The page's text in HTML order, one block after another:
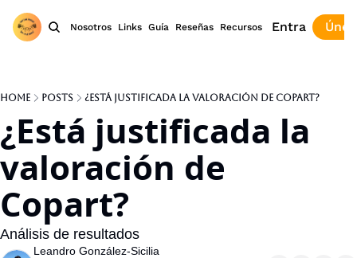
Nosotros Links Guía Reseñas Recursos Entra
Home Posts ¿Está justificada la valoración de Copart?
¿Está justificada la
valoración de
Copart?
Análisis de resultados
Leandro González-Sicilia